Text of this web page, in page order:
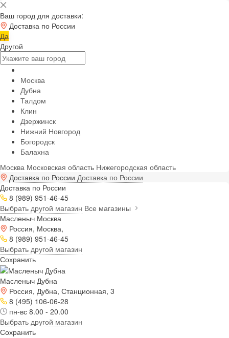
Ваш город для доставки:
Доставка по России
Да
Другой
Москва
Дубна
Талдом
Клин
Дзержинск
Нижний Новгород
Богородск
Балахна
Москва Московская область Нижегородская область
Доставка по России Доставка по России
Доставка по России
8 (989) 951-46-45
Выбрать другой магазин Все магазины
Масленыч Москва
Россия, Москва,
8 (989) 951-46-45
Выбрать другой магазин
Сохранить
Масленыч Дубна
Россия, Дубна, Станционная, 3
8 (495) 106-06-28
пн-вс 8.00 - 20.00
Выбрать другой магазин
Сохранить